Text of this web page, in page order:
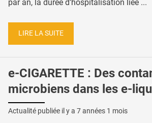
par an, la durée d’hospitalisation liée ...
LIRE LA SUITE
e-CIGARETTE : Des
microbiens dans les e-
Actualité publiée il y a 7 années 1 mois